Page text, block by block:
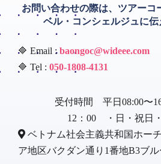
お問い合わせの際は、ツアーコ
ベル・コンシェルジュに伝
🔷 Email :baongoc@wideee.com
🔷 Tel : 050-1808-4131
受付時間 平日08:00〜
12：00 ・日・祝日
ベトナム社会主義共和国ホー
ア地区バクダン通り1番地B3ブ